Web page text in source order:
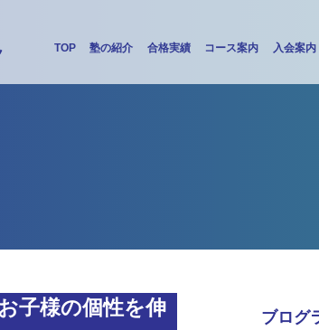
TOP 塾の紹介 合格実績 コース案内 入会案内
子様の個性を伸
ブログ